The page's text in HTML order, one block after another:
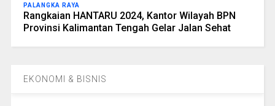
PALANGKA RAYA
Rangkaian HANTARU 2024, Kantor Wilayah BPN
Provinsi Kalimantan Tengah Gelar Jalan Sehat
EKONOMI & BISNIS